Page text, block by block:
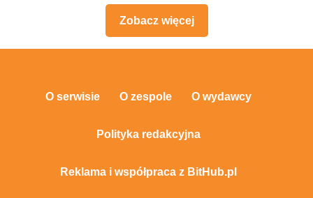
Zobacz więcej
O serwisie O zespole O wydawcy
Polityka redakcyjna
Reklama i współpraca z BitHub.pl